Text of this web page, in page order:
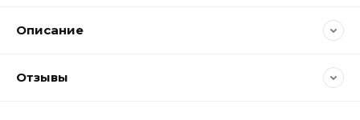
Описание
Отзывы